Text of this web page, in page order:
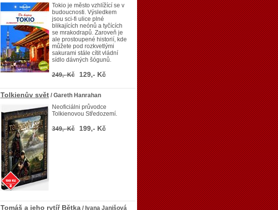
Tokio je město vzhlížící se v
budoucnosti. Výsledkem
jsou sci-fi ulice plné
blikajících neónů a tyčících
se mrakodrapů. Zaroveň je
ale prostoupené historií, kde
můžete pod rozkvetlými
sakurami stále cítit vládní
sídlo dávných šógunů.
249,- Kč 129,- Kč
Tolkienův svět/ Gareth Hanrahan
Neoficiálni průvodce
Tolkienovou Středozemí.
349,- Kč 199,- Kč
Tomáš a jeho rytíř Bětka/ Ivana Janišová